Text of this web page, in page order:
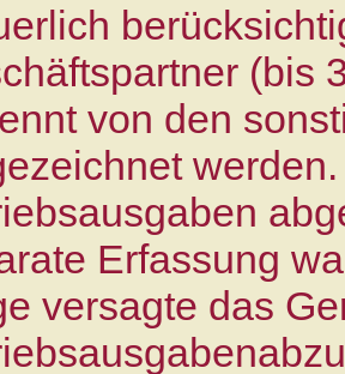
(bis
von den
Erfassung
versagte das